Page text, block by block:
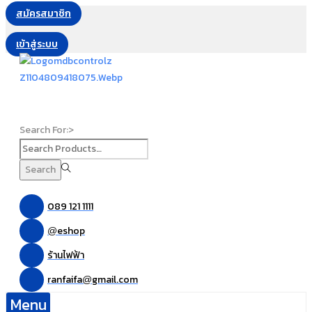
สมัครสมาชิก
เข้าสู่ระบบ
Search For:>
Search
089 121 1111
@eshop
ร้านไฟฟ้า
ranfaifa@gmail.com
Menu